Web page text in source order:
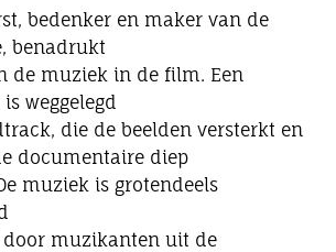
bedenker en maker van de
benadrukt
de muziek in de film. Een
weggelegd
die de beelden versterkt en
documentaire diep
muziek is grotendeels
door muzikanten uit de